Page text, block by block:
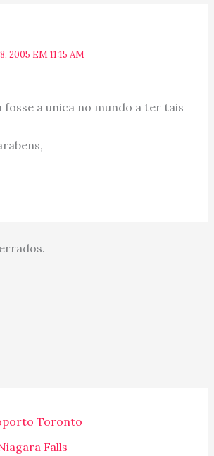
2005 EM 11:15 AM
fosse a unica no mundo a ter tais
Toronto
Falls